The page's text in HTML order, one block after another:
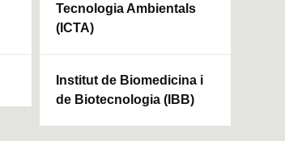
Tecnologia Ambientals
(ICTA)
Institut de Biomedicina i
de Biotecnologia (IBB)